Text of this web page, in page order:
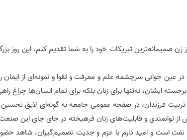
صمیمانه‌ترین تبریکات خود را به شما تقدیم کنم. این روز
جوانی سرچشمه علم و معرفت و تقوا و نمونه‌ای از ایمان
ایشان، نه‌تنها برای زنان بلکه برای تمام انسان‌ها
فرزندان، در صفحه عمومی جامعه به گونه‌ای لایق تحسین
توانمندی و قابلیت‌های زنان فرهیخته در جای جای این
نفت است و امید دارم با عزم و جدیت تصمیم‌گیران،